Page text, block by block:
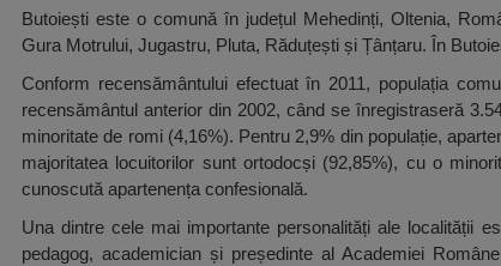
Butoiești este o comună în județul Mehedinți, Oltenia,
Gura Motrului, Jugastru, Pluta, Răduțești și Țânțaru. În
Conform recensământului efectuat în 2011, populația
recensământul anterior din 2002, când se înregistraseră
minoritate de romi (4,16%). Pentru 2,9% din populație,
majoritatea locuitorilor sunt ortodocși (92,85%), cu o
cunoscută apartenența confesională.
Una dintre cele mai importante personalități ale localității
pedagog, academician și președinte al Academiei